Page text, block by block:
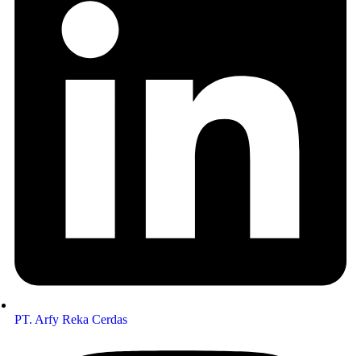
PT. Arfy Reka Cerdas